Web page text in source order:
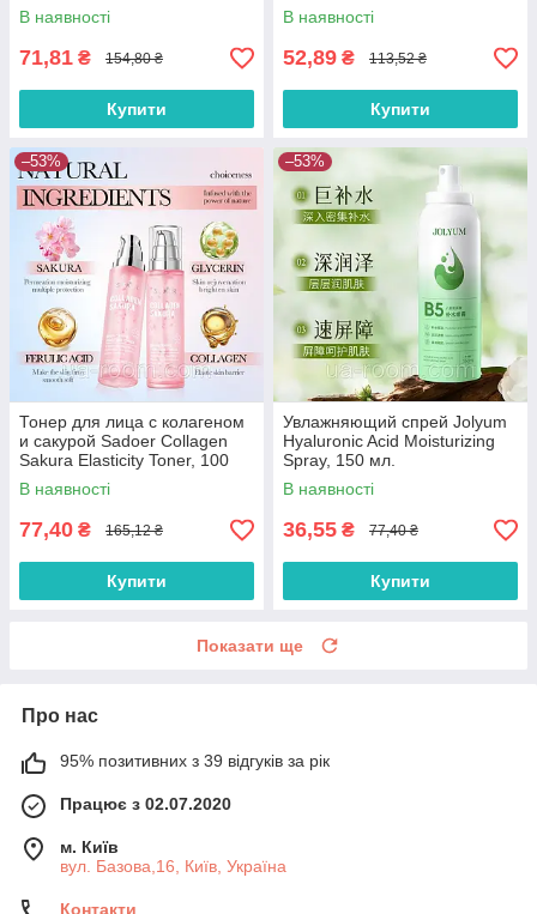
В наявності
71,81 ₴ 154,80 ₴
Купити
В наявності
52,89 ₴ 113,52 ₴
Купити
–53%
Тонер для лица с колагеном
и сакурой Sadoer Collagen
Sakura Elasticity Toner, 100
мл.
В наявності
77,40 ₴ 165,12 ₴
Купити
–53%
Увлажняющий спрей Jolyum
Hyaluronic Acid Moisturizing
Spray, 150 мл.
В наявності
36,55 ₴ 77,40 ₴
Купити
Показати ще
Про нас
95% позитивних з 39 відгуків за рік
Працює з 02.07.2020
м. Київ
вул. Базова,16, Київ, Україна
Контакти